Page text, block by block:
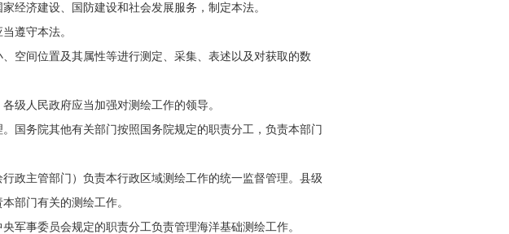
济建设、国防建设和社会发展服务，制定本法。
遵守本法。
空间位置及其属性等进行测定、采集、表述以及对获取的数
级人民政府应当加强对测绘工作的领导。
国务院其他有关部门按照国务院规定的职责分工，负责本部门
政主管部门）负责本行政区域测绘工作的统一监督管理。县级
部门有关的测绘工作。
军事委员会规定的职责分工负责管理海洋基础测绘工作。